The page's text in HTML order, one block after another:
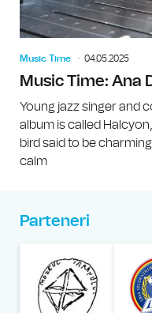
Music Time 04.05.2025
Music Time: Ana
Young jazz singer and
album is called
bird said to be
calm
Parteneri